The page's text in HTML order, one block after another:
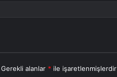
Gerekli alanlar * ile işaretlenmişlerdir